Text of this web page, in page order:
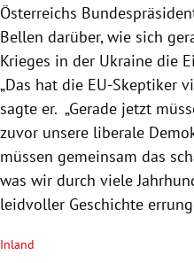
Österreichs
Bellen darüber, wie sich
Krieges in der Ukraine die
„Das hat die EU-Skeptiker
sagte er. „Gerade jetzt
zuvor unsere liberale
müssen gemeinsam das
was wir durch viele
leidvoller Geschichte
Inland